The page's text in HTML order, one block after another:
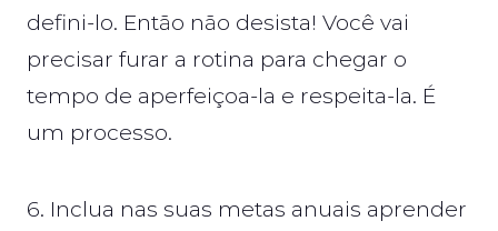
defini-lo. Então não desista! Você vai
precisar furar a rotina para chegar o
tempo de aperfeiçoa-la e respeita-la. É
um processo.
6. Inclua nas suas metas anuais aprender